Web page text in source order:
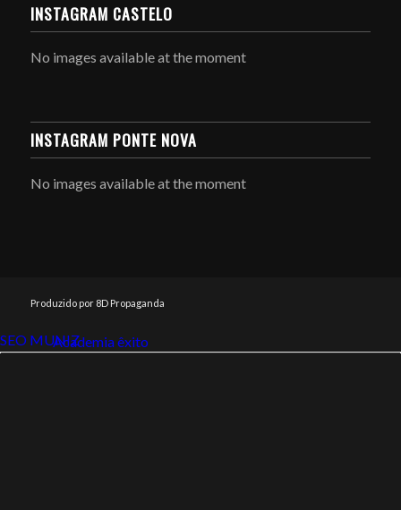
INSTAGRAM CASTELO
No images available at the moment
INSTAGRAM PONTE NOVA
No images available at the moment
Produzido por 8D Propaganda
SEO MUNIZ
Link112Academia êxito